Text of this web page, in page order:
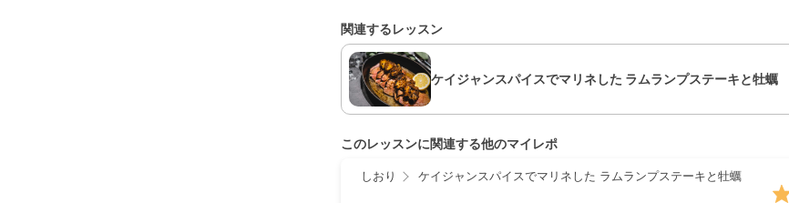
関連するレッスン
ケイジャンスパイスでマリネした ラムランプステーキと牡蠣
このレッスンに関連する他のマイレポ
しおり ケイジャンスパイスでマリネした ラムランプステーキと牡蠣